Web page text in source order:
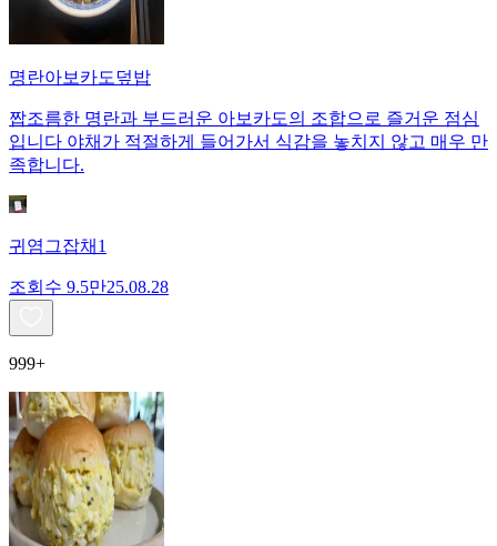
명란아보카도덮밥
짭조름한 명란과 부드러운 아보카도의 조합으로 즐거운 점심
입니다 야채가 적절하게 들어가서 식감을 놓치지 않고 매우 만
족합니다.
귀염그잡채1
조회수 9.5만25.08.28
999+